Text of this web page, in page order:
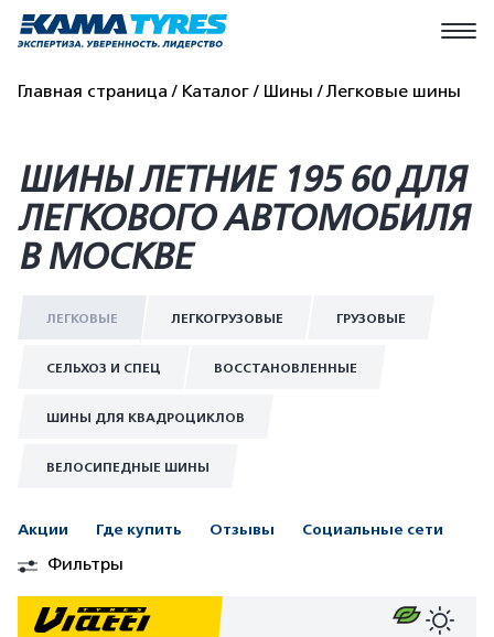
Главная страница Каталог Шины Легковые шины
ШИНЫ ЛЕТНИЕ 195 60 ДЛЯ
ЛЕГКОВОГО АВТОМОБИЛЯ
В МОСКВЕ
ЛЕГКОВЫЕ ЛЕГКОГРУЗОВЫЕ ГРУЗОВЫЕ
СЕЛЬХОЗ И СПЕЦ ВОССТАНОВЛЕННЫЕ
ШИНЫ ДЛЯ КВАДРОЦИКЛОВ
ВЕЛОСИПЕДНЫЕ ШИНЫ
Акции Где купить Отзывы Социальные сети
Фильтры